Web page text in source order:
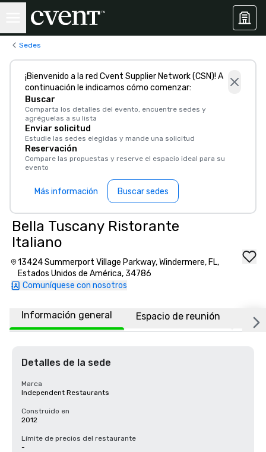
Sedes
¡Bienvenido a la red Cvent Supplier Network (CSN)! A
continuación le indicamos cómo comenzar:
Buscar
Comparta los detalles del evento, encuentre sedes y
agréguelas a su lista
Enviar solicitud
Estudie las sedes elegidas y mande una solicitud
Reservación
Compare las propuestas y reserve el espacio ideal para su
evento
Más información Buscar sedes
Bella Tuscany Ristorante
Italiano
13424 Summerport Village Parkway, Windermere, FL,
Estados Unidos de América, 34786
Comuníquese con nosotros
Información general Espacio de reunión
Detalles de la sede
Marca
Independent Restaurants
Construido en
2012
Límite de precios del restaurante
-